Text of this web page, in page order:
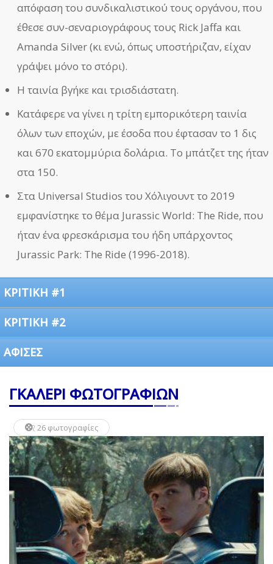
απόφαση του συνδικαλιστικού τους οργάνου, που
έθεσε συν-σεναριογράφους τους Rick Jaffa και
Amanda Silver (κι ενώ, όπως υποστήριζαν, είχαν
γράψει μόνο το στόρι).
Η ταινία βγήκε και τρισδιάστατη.
Κατάφερε να γίνει η τρίτη εμπορικότερη ταινία
όλων των εποχών, με έσοδα που έφτασαν το 1 δις
και 670 εκατομμύρια δολάρια. Το μπάτζετ της ήταν
στα 150.
Στα Universal Studios του Χόλιγουντ το 2019
εμφανίστηκε το θέμα Jurassic World: The Ride, που
ήταν ένα φρεσκάρισμα του ήδη υπάρχοντος
Jurassic Park: The Ride (1996-2018).
ΚΡΙΤΙΚΗ #1
ΚΡΙΤΙΚΗ #2
ΑΦΙΣΕΣ
ΓΚΑΛΕΡΙ ΦΩΤΟΓΡΑΦΙΩΝ
26 φωτογραφίες